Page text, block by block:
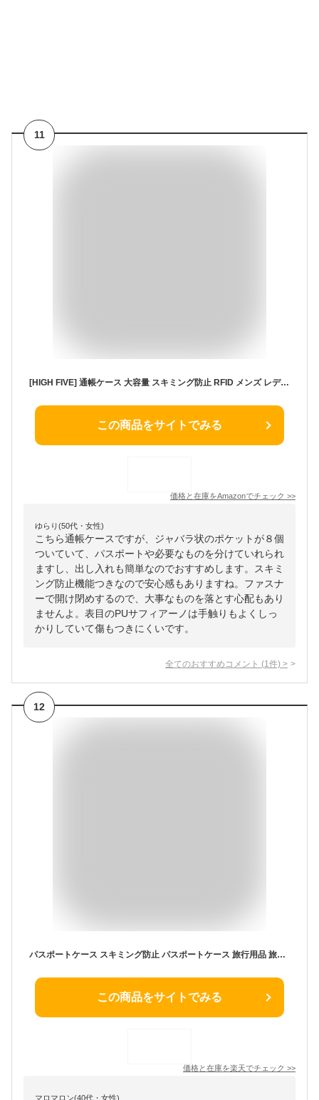
11
[HIGH FIVE] 通帳ケース 大容量 スキミング防止 RFID メンズ レディース じゃばら 多機能 カードケース パスポート 母子手帳 お薬手帳 ネイビー
この商品をサイトでみる
価格と在庫をAmazonでチェック >>
ゆらり(50代・女性)
こちら通帳ケースですが、ジャバラ状のポケットが８個
ついていて、パスポートや必要なものを分けていれられ
ますし、出し入れも簡単なのでおすすめします。スキミ
ング防止機能つきなので安心感もありますね。ファスナ
ーで開け閉めするので、大事なものを落とす心配もあり
ませんよ。表目のPUサフィアーノは手触りもよくしっ
かりしていて傷もつきにくいです。
全てのおすすめコメント (1 件) >
12
パスポートケース スキミング防止 パスポートケース 旅行用品 旅券 かわいい シンプル 薄い 出張 旅先 海外旅行 カード 財布 メンズ レディース パスポート入れ カード 航空券 搭乗券 ギフト プレゼント
この商品をサイトでみる
価格と在庫を楽天でチェック >>
マロマロン(40代・女性)